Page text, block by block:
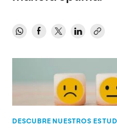
DESCUBRE NUESTROS